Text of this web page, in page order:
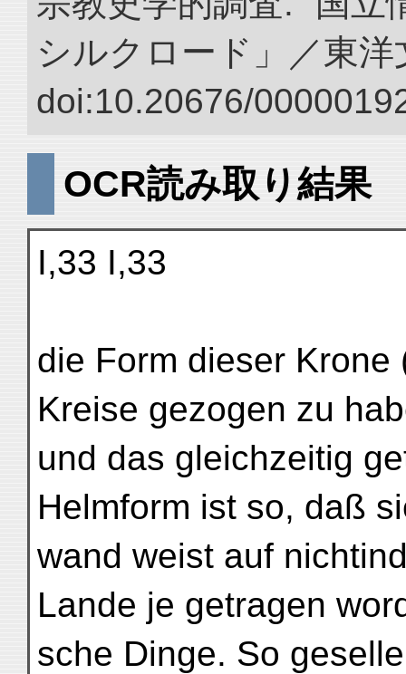
シルクロード」／東洋
doi:10.20676/
OCR読み取り結果
I,33 I,33
die Form dieser
Kreise gezogen zu
und das gleichzeitig
Helmform ist so, daß
wand weist auf
Lande je getragen
sche Dinge. So